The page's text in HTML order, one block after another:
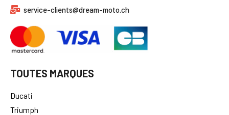
service-clients@dream-moto.ch
TOUTES MARQUES
Ducati
Triumph